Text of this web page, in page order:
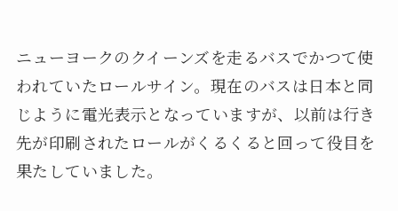
ニューヨークのクイーンズを走るバスでかつて使
われていたロールサイン。現在のバスは日本と同
じように電光表示となっていますが、以前は行き
先が印刷されたロールがくるくると回って役目を
果たしていました。